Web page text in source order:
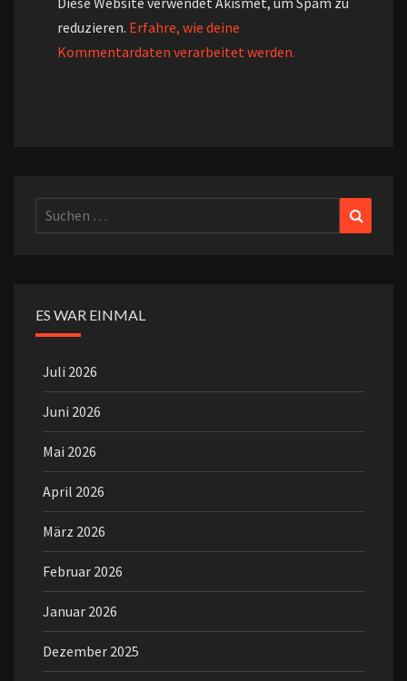
reduzieren. Erfahre, wie deine
Kommentardaten verarbeitet werden.
Suchen
nach:
ES WAR EINMAL
Juli 2026
Juni 2026
Mai 2026
April 2026
März 2026
Februar 2026
Januar 2026
Dezember 2025